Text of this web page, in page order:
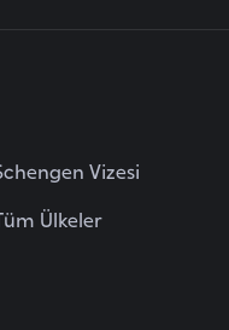
Vizesi
Ülkeler